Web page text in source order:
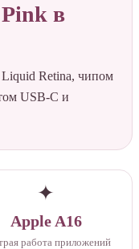
в
Retina, чипом
USB-C и
✦
Apple A16
работа приложений